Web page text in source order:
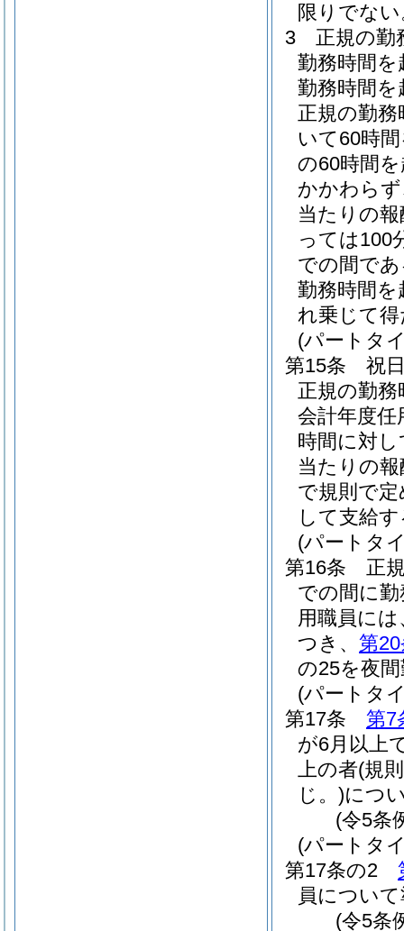
限りでな
3
正規の勤
勤務時間
勤務時間
正規の勤
いて60時
の60時間
かかわら
当たりの
っては100
での間で
勤務時間
れ乗じて
(パートタ
第15条
祝
正規の勤
会計年度
時間に対
当たりの
で規則で
して支給
(パートタ
第16条
正
での間に
用職員に
つき、 第
の25を夜
(パートタ
第17条
第7
が6月以上
上の者(規
じ。)につ
(令5条
(パートタ
第17条の2
員につい
(令5条